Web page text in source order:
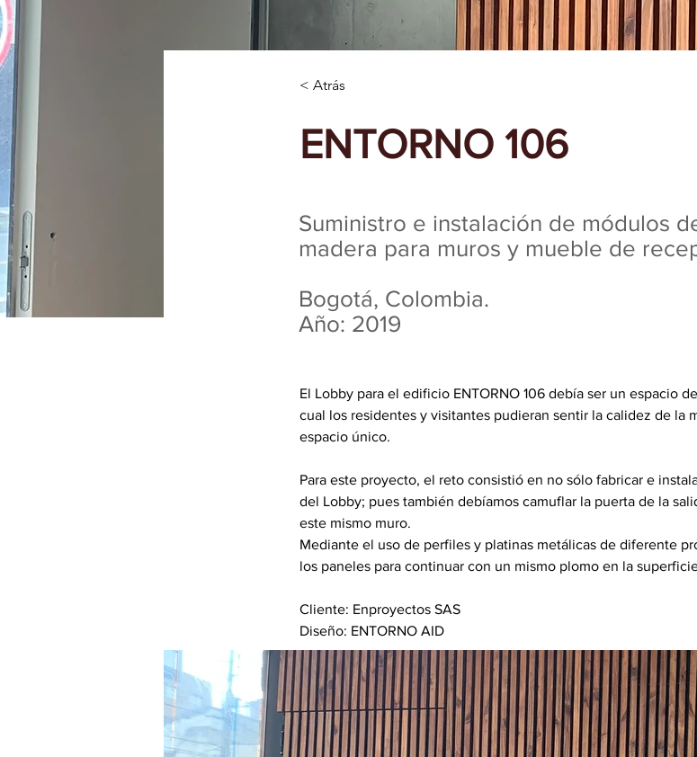
< Atrás
ENTORNO 106
Suministro e instalación de módulos
madera para muros y mueble de
Bogotá, Colombia.
Año: 2019
El Lobby para el edificio ENTORNO 106 debía ser un espacio
cual los residentes y visitantes pudieran sentir la calidez de la
espacio único.
Para este proyecto, el reto consistió en no sólo fabricar e
del Lobby; pues también debíamos camuflar la puerta de la
este mismo muro.
Mediante el uso de perfiles y platinas metálicas de diferente
los paneles para continuar con un mismo plomo en la
Cliente: Enproyectos SAS
Diseño: ENTORNO AID